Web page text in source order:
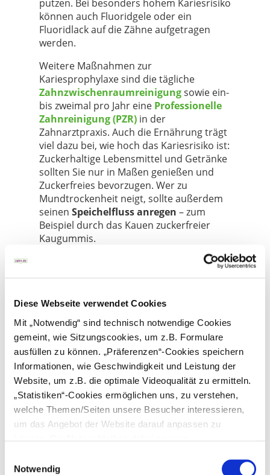
Diese Webseite verwendet Cookies
Mit „Notwendig“ sind technisch notwendige Cookies
gemeint, wie Sitzungscookies, um z.B. Formulare
ausfüllen zu können. „Präferenzen“-Cookies speichern
Informationen, wie Geschwindigkeit und Leistung der
Website, um z.B. die optimale Videoqualität zu ermitteln.
„Statistiken“-Cookies ermöglichen uns, zu verstehen,
welche Themen/Seiten unsere Besucher interessieren,
um das Angebot der Website darauf anpassen zu
Notwendig
putzen. Bei besonders hohem Kariesrisiko
können auch Fluoridgele oder ein
Fluoridlack auf die Zähne aufgetragen
werden.
Weitere Maßnahmen zur
Kariesprophylaxe sind die tägliche
Zahnzwischenraumreinigungsowie ein-
bis zweimal pro Jahr eine Professionelle
Zahnreinigung (PZR) in der
Zahnarztpraxis. Auch die Ernährung trägt
viel dazu bei, wie hoch das Kariesrisiko ist:
Zuckerhaltige Lebensmittel und Getränke
sollten Sie nur in Maßen genießen und
Zuckerfreies bevorzugen. Wer zu
Mundtrockenheit neigt, sollte außerdem
seinen Speichelfluss anregen – zum
Beispiel durch das Kauen zuckerfreier
Kaugummis.
Verwandte Themen
Karies
Ist Karies ansteckend?
Karies vorbeugen
Wie entsteht Karies?
zum Seitenanfang